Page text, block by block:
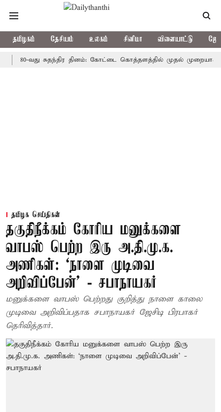
தமிழகம் தேசியம் உலகம் சினிமா விளையாட்டு
வது சுதந்திர தினம்: கோட்டை கொத்தளத்தில் முதல் முறையாக தேசிய
தமிழக செய்திகள்
தகுதிநீக்கம் கோரிய மனுக்களை
வாபஸ் பெற்ற இரு அ.தி.மு.க.
அணிகள்: ‘நாளை முடிவை
அறிவிப்பேன்’ - சபாநாயகர்
மனுக்களை வாபஸ் பெற்றது குறித்து நாளை காலை
முடிவை அறிவிப்பதாக சபாநாயகர் ஜேசிடி பிரபாகர்
தெரிவித்தார்.